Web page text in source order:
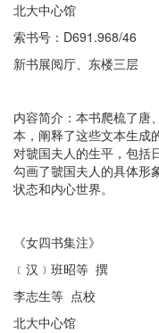
北大中心馆
索书号：D691.968/46
新书展阅厅、东楼三层
内容简介：本书爬梳了唐
本，阐释了这些文本生成
对虢国夫人的生平，包括
勾画了虢国夫人的具体形
状态和内心世界。‍
《女四书集注》
﹝汉﹞班昭等 撰
李志生等 点校
北大中心馆